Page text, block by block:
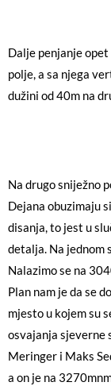
Dalje penjanje opet
polje, a sa njega
dužini od 40m na
Na drugo sniježno
Dejana obuzimaju
disanja, to jest u
detalja. Na jednom
Nalazimo se na
Plan nam je da se
mjesto u kojem su
osvajanja sjeverne
Meringer i Maks
a on je na